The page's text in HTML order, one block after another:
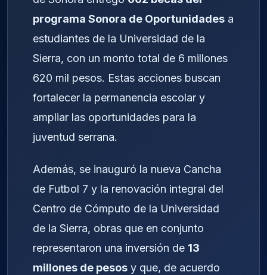
programa Sonora de Oportunidades a
estudiantes de la Universidad de la
Sierra, con un monto total de 6 millones
620 mil pesos. Estas acciones buscan
fortalecer la permanencia escolar y
ampliar las oportunidades para la
juventud serrana.
Además, se inauguró la nueva Cancha
de Futbol 7 y la renovación integral del
Centro de Cómputo de la Universidad
de la Sierra, obras que en conjunto
representaron una inversión de 13
millones de pesos y que, de acuerdo